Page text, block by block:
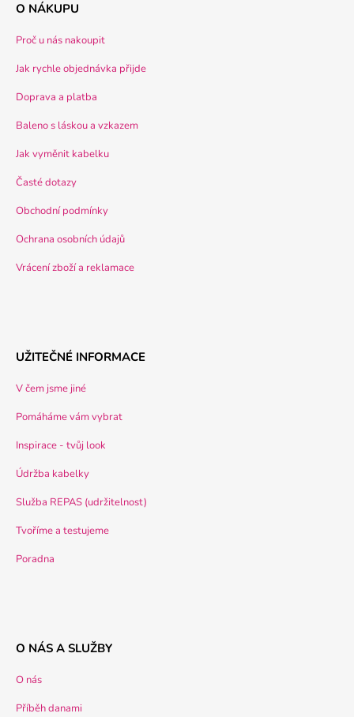
O NÁKUPU
Proč u nás nakoupit
Jak rychle objednávka přijde
Doprava a platba
Baleno s láskou a vzkazem
Jak vyměnit kabelku
Časté dotazy
Obchodní podmínky
Ochrana osobních údajů
Vrácení zboží a reklamace
UŽITEČNÉ INFORMACE
V čem jsme jiné
Pomáháme vám vybrat
Inspirace - tvůj look
Údržba kabelky
Služba REPAS (udržitelnost)
Tvoříme a testujeme
Poradna
O NÁS A SLUŽBY
O nás
Příběh danami